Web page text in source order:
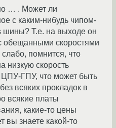
… . Может ли
с каким-нибудь чипом-
шины? Т.е. на выходе он
обещанными скоростями
слабо, помнится, что
низкую скорость
ГПУ, что может быть
всяких прокладок в
всякие платы
какие-то цены
вы знаете какой-то